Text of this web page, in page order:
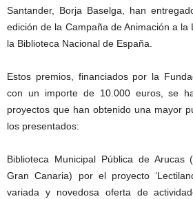
Santander, Borja Baselga, han
edición de la Campaña de Animación a
la Biblioteca Nacional de España.
Estos premios, financiados por la
con un importe de 10.000 euros, se
proyectos que han obtenido una mayor
los presentados:
Biblioteca Municipal Pública de Arucas
Gran Canaria) por el proyecto
variada y novedosa oferta de